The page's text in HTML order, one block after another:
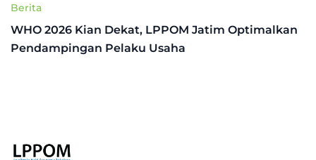
Berita
WHO 2026 Kian Dekat, LPPOM Jatim Optimalkan
Pendampingan Pelaku Usaha